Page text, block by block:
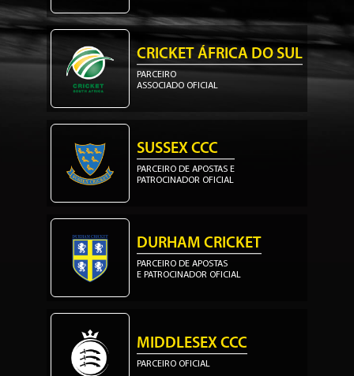
CRICKET ÁFRICA DO SUL
PARCEIRO
ASSOCIADO OFICIAL
SUSSEX CCC
PARCEIRO DE APOSTAS E
PATROCINADOR OFICIAL
DURHAM CRICKET
PARCEIRO DE APOSTAS
E PATROCINADOR OFICIAL
MIDDLESEX CCC
PARCEIRO OFICIAL